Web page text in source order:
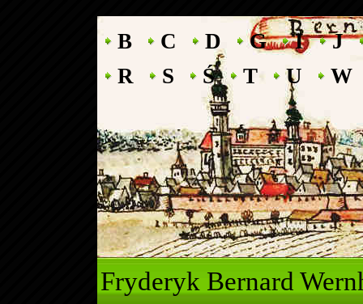
B C D G I
J
R
S Ś T U W
Fryderyk